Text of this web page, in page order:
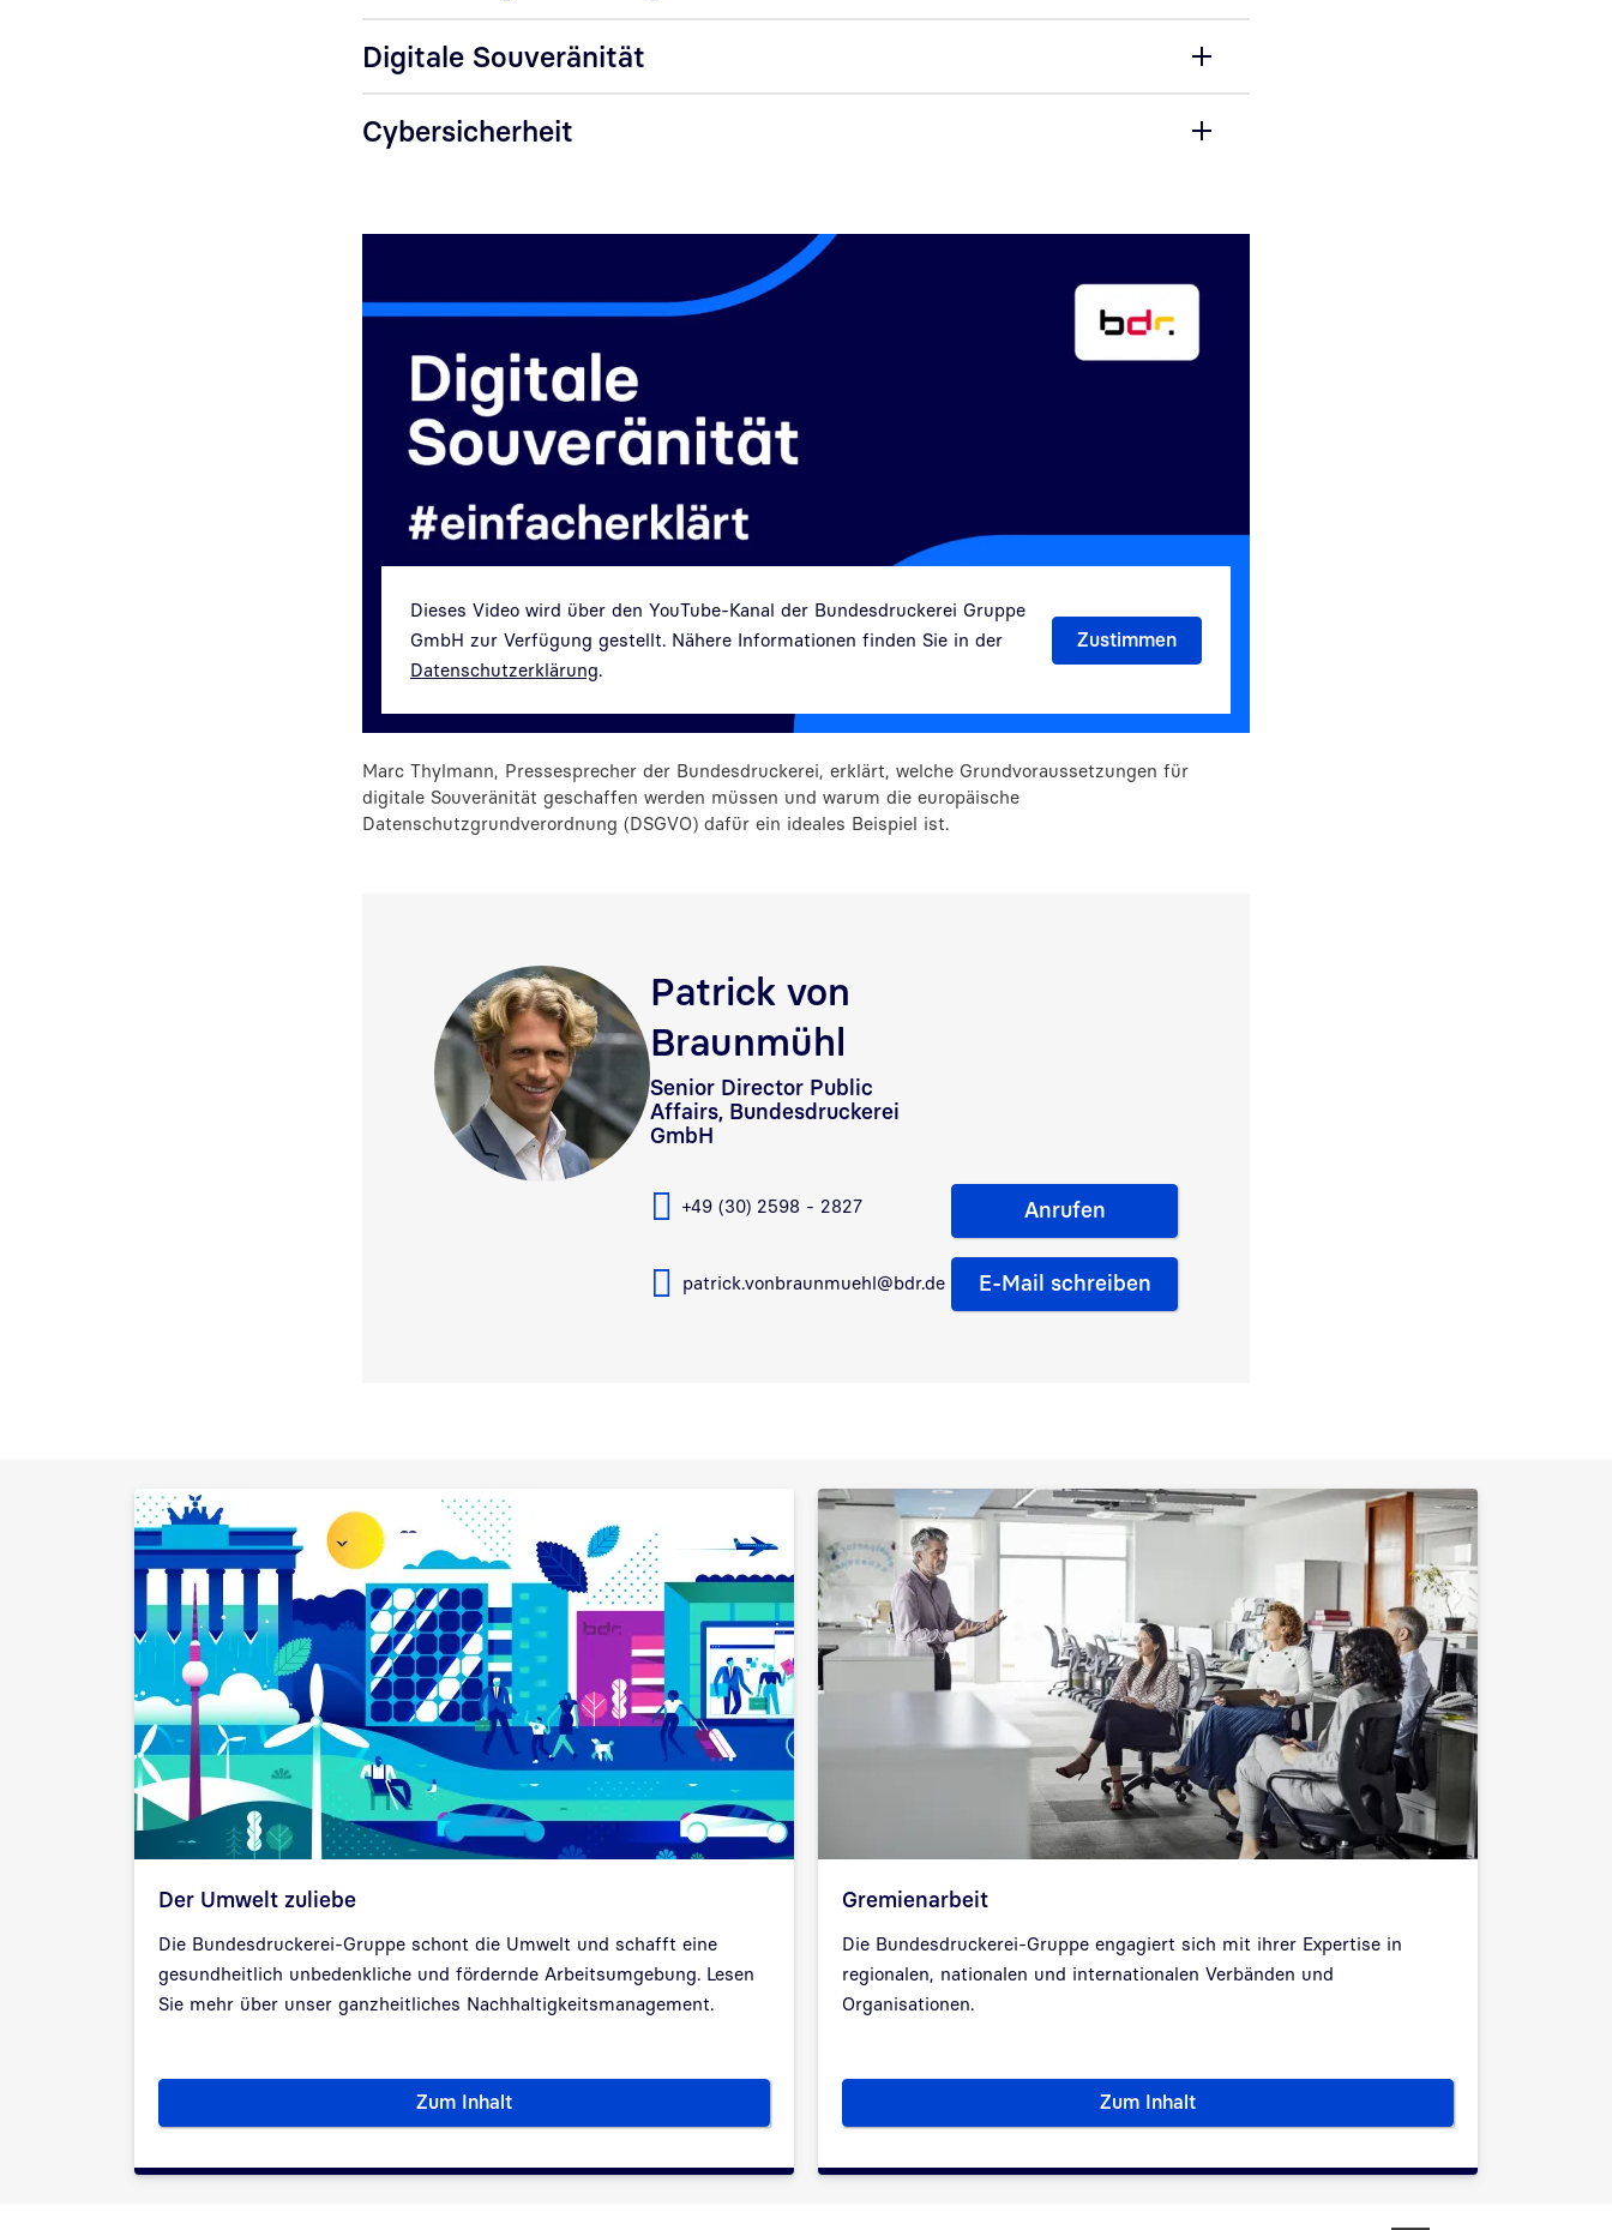
Digitale Souveränität
Cybersicherheit
Dieses Video wird über den YouTube-Kanal der Bundesdruckerei Gruppe
GmbH zur Verfügung gestellt. Nähere Informationen finden Sie in der
Datenschutzerklärung.
Marc Thylmann, Pressesprecher der Bundesdruckerei, erklärt, welche Grundvoraussetzungen für
digitale Souveränität geschaffen werden müssen und warum die europäische
Datenschutzgrundverordnung (DSGVO) dafür ein ideales Beispiel ist.
Patrick von
Braunmühl
Senior Director Public
Affairs, Bundesdruckerei
GmbH
+49 (30) 2598 - 2827
patrick.vonbraunmuehl@bdr.de
Anrufen
E-Mail schreiben
Der Umwelt zuliebe
Die Bundesdruckerei-Gruppe schont die Umwelt und schafft eine
gesundheitlich unbedenkliche und fördernde Arbeitsumgebung. Lesen
Sie mehr über unser ganzheitliches Nachhaltigkeitsmanagement.
Zum InhaltDer Umwelt zuliebe
Gremienarbeit
Die Bundesdruckerei-Gruppe engagiert sich mit ihrer Expertise in
regionalen, nationalen und internationalen Verbänden und
Organisationen.
Zum InhaltGremienarbeit